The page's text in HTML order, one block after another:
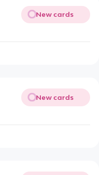
New cards
New cards